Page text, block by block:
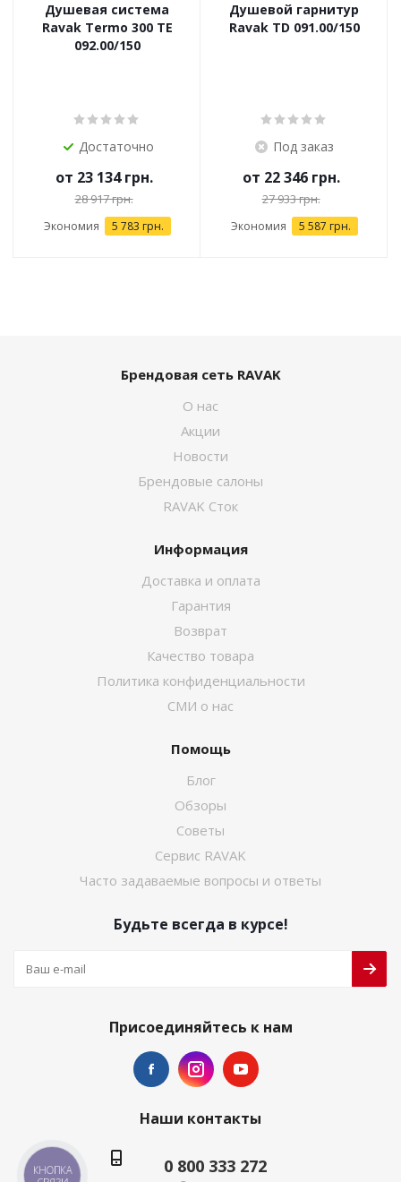
Душевая система
Ravak Termo 300 TE
092.00/150
Достаточно
от 23 134 грн.
28 917 грн.
Экономия 5 783 грн.
Душевой гарнитур
Ravak TD 091.00/150
Под заказ
от 22 346 грн.
27 933 грн.
Экономия 5 587 грн.
Брендовая сеть RAVAK
О нас
Акции
Новости
Брендовые салоны
RAVAK Сток
Информация
Доставка и оплата
Гарантия
Возврат
Качество товара
Политика конфиденциальности
СМИ о нас
Помощь
Блог
Обзоры
Советы
Сервис RAVAK
Часто задаваемые вопросы и ответы
Будьте всегда в курсе!
Присоединяйтесь к нам
Наши контакты
0 800 333 272
КНОПКА